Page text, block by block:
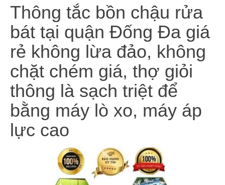
Thông tắc bồn chậu rửa
bát tại quận Đống Đa giá
rẻ không lừa đảo, không
chặt chém giá, thợ giỏi
thông là sạch triệt để
bằng máy lò xo, máy áp
lực cao